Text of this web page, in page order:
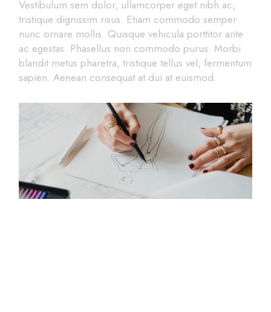
Vestibulum sem dolor, ullamcorper eget nibh ac,
tristique dignissim risus. Etiam commodo semper
nunc ornare mollis. Quisque vehicula porttitor ante
ac egestas. Phasellus non commodo purus. Morbi
blandit metus pharetra, tristique tellus vel, fermentum
sapien. Aenean consequat at dui at euismod.